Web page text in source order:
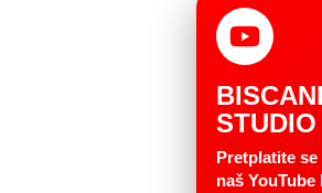
STUDIO
Pretplatite se
naš YouTube